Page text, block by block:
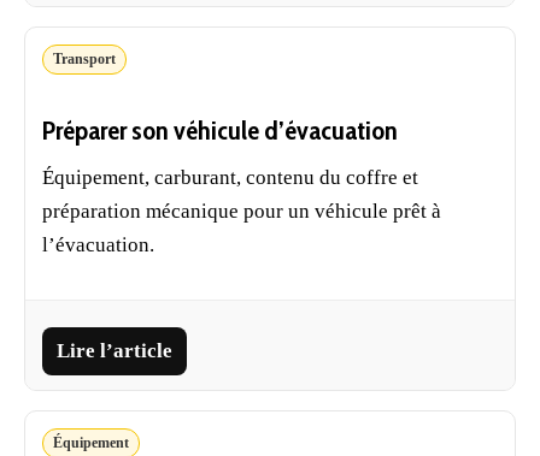
Transport
Préparer son véhicule d’évacuation
Équipement, carburant, contenu du coffre et
préparation mécanique pour un véhicule prêt à
l’évacuation.
Lire l’article
Équipement